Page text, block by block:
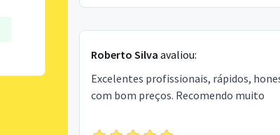
Roberto Silva avaliou:
Excelentes profissionais, rápidos,
com bom preços. Recomendo muito